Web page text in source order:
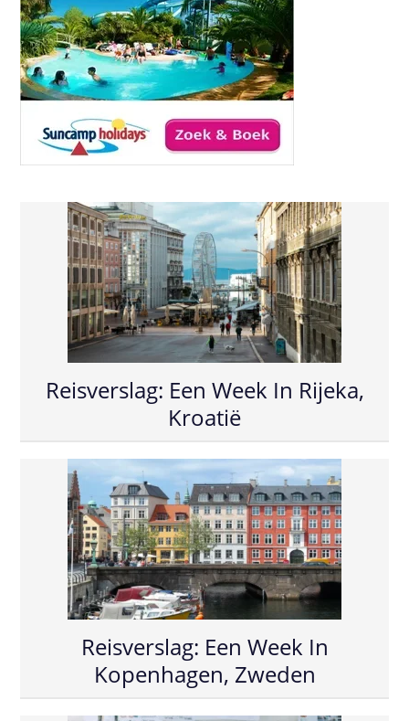
Reisverslag: Een Week In Rijeka,
Kroatië
Reisverslag: Een Week In
Kopenhagen, Zweden